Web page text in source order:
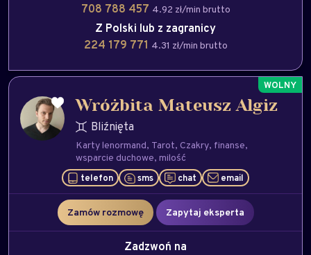
708 788 457 4.92 zł/min brutto
Z Polski lub z zagranicy
224 179 771 4.31 zł/min brutto
Wróżbita Mateusz Algiz
Bliźnięta
Karty lenormand Tarot Czakry finanse
wsparcie duchowe milość
telefon sms chat email
Zamów rozmowę Zapytaj eksperta
Zadzwoń na